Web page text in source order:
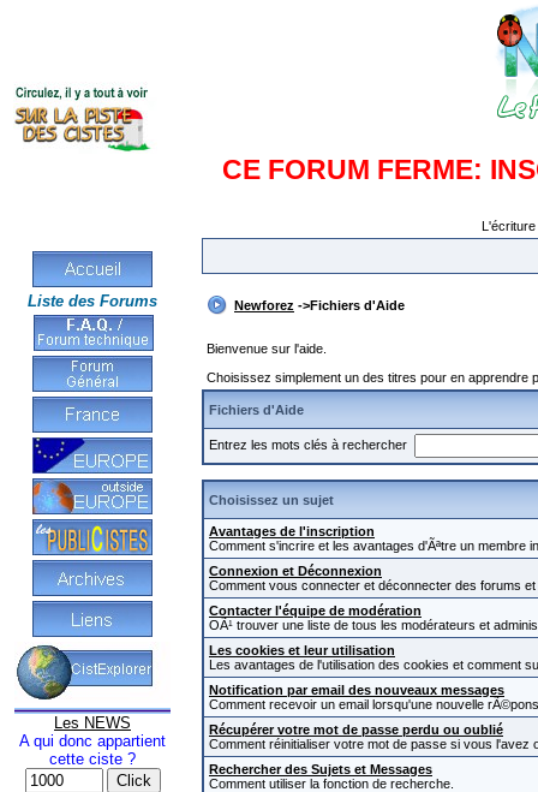
CE FORUM FERME:
Liste des Forums
Les NEWS
A qui donc appartient
cette ciste ?
Newforez ->Fichiers d'Aide
Bienvenue sur l'aide.
Choisissez simplement un des titres pour en
Fichiers d'Aide
Entrez les mots clés à rechercher
Choisissez un sujet
Avantages de l'inscription
Comment s'incrire et les avantages d'Ãªtre un membre
Connexion et Déconnexion
Comment vous connecter et déconnecter des forums
Contacter l'équipe de modération
OÃ¹ trouver une liste de tous les modérateurs et
Les cookies et leur utilisation
Les avantages de l'utilisation des cookies et comment
Notification par email des nouveaux messages
Comment recevoir un email lorsqu'une nouvelle
Récupérer votre mot de passe perdu ou oublié
Comment réinitialiser votre mot de passe si vous l'avez
Rechercher des Sujets et Messages
Comment utiliser la fonction de recherche.